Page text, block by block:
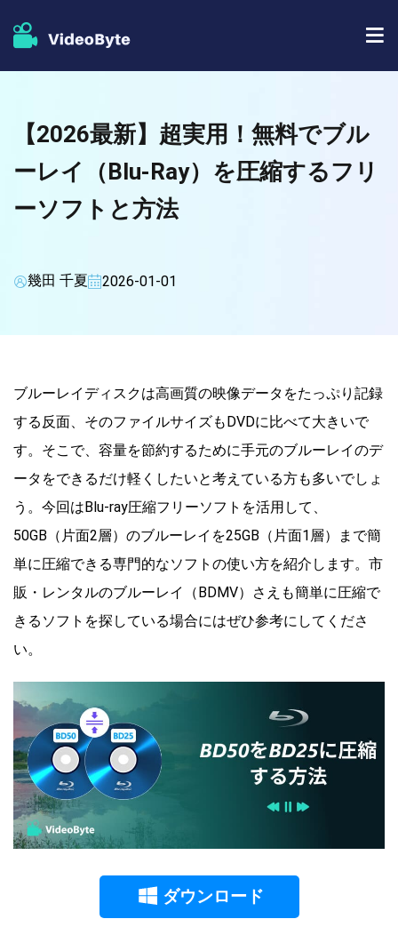
BD-DVD リッピング
DVD コピー
DVD リッピング
ストア
人気記事
サポート
【2026最新】超実用！無料でブル
ーレイ（Blu-Ray）を圧縮するフリ
ーソフトと方法
幾田 千夏 2026-01-01
ブルーレイディスクは高画質の映像データをたっぷり記録
する反面、そのファイルサイズもDVDに比べて大きいで
す。そこで、容量を節約するために手元のブルーレイのデ
ータをできるだけ軽くしたいと考えている方も多いでしょ
う。今回はBlu-ray圧縮フリーソフトを活用して、
50GB（片面2層）のブルーレイを25GB（片面1層）まで簡
単に圧縮できる専門的なソフトの使い方を紹介します。市
販・レンタルのブルーレイ（BDMV）さえも簡単に圧縮で
きるソフトを探している場合にはぜひ参考にしてくださ
い。
ダウンロード